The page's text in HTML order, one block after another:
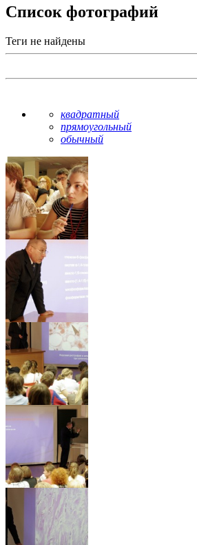
Список фотографий
Теги не найдены
квадратный
прямоугольный
обычный